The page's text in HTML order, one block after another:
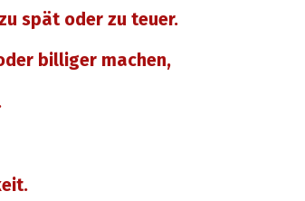
spät oder zu teuer.
billiger machen,